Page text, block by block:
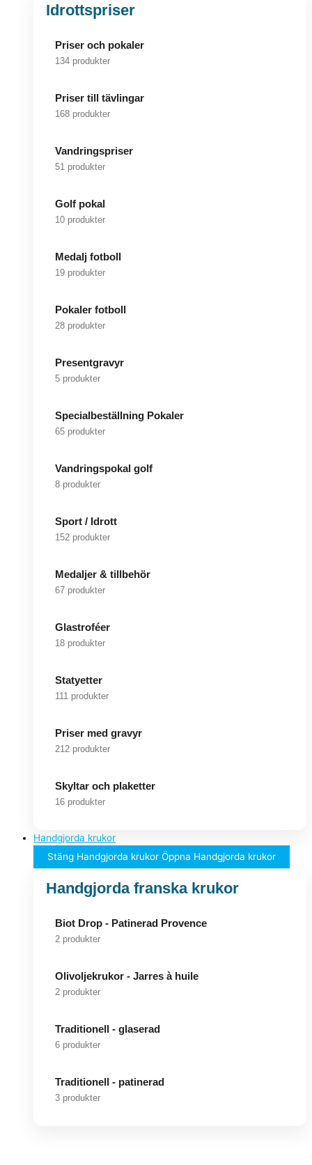
Idrottspriser
Priser och pokaler
134 produkter
Priser till tävlingar
168 produkter
Vandringspriser
51 produkter
Golf pokal
10 produkter
Medalj fotboll
19 produkter
Pokaler fotboll
28 produkter
Presentgravyr
5 produkter
Specialbeställning Pokaler
65 produkter
Vandringspokal golf
8 produkter
Sport / Idrott
152 produkter
Medaljer & tillbehör
67 produkter
Glastroféer
18 produkter
Statyetter
111 produkter
Priser med gravyr
212 produkter
Skyltar och plaketter
16 produkter
Handgjorda krukor
Stäng Handgjorda krukor Öppna Handgjorda krukor
Handgjorda franska krukor
Biot Drop - Patinerad Provence
2 produkter
Olivoljekrukor - Jarres à huile
2 produkter
Traditionell - glaserad
6 produkter
Traditionell - patinerad
3 produkter